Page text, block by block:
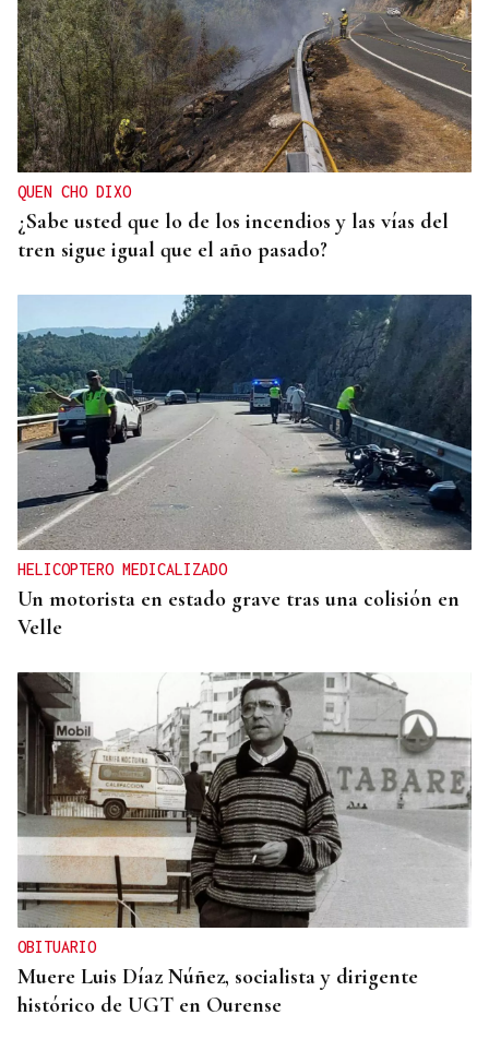
QUEN CHO DIXO
¿Sabe usted que lo de los incendios y las vías del
tren sigue igual que el año pasado?
HELICOPTERO MEDICALIZADO
Un motorista en estado grave tras una colisión en
Velle
OBITUARIO
Muere Luis Díaz Núñez, socialista y dirigente
histórico de UGT en Ourense